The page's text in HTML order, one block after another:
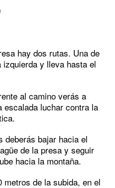
hay dos rutas. Una de
y lleva hasta el
al camino verás a
escalada luchar contra la
deberás bajar hacia el
de la presa y seguir
hacia la montaña.
metros de la subida, en el